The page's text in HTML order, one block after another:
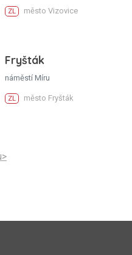
ZL město Vizovice
Fryšták
náměstí Míru
ZL město Fryšták